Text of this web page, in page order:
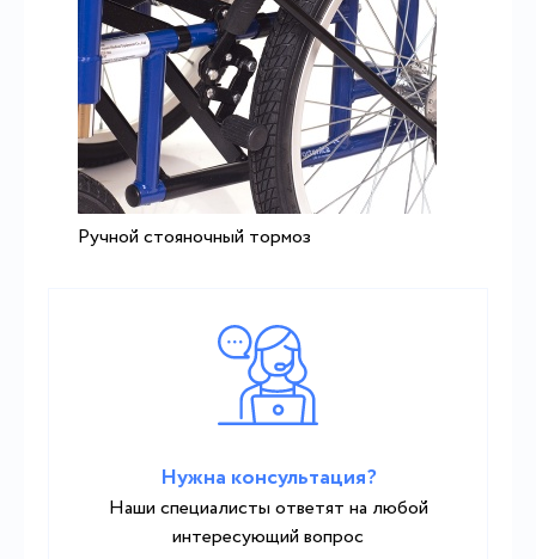
Ручной стояночный тормоз
Нужна консультация?
Наши специалисты ответят на любой
интересующий вопрос